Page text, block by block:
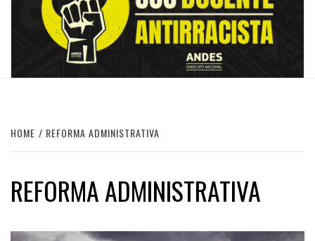
HOME REFORMA ADMINISTRATIVA
REFORMA ADMINISTRATIVA